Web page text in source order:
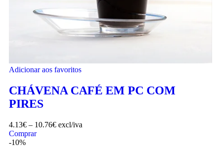
Adicionar aos favoritos
CHÁVENA CAFÉ EM PC COM
PIRES
4.13€ – 10.76€ excl/iva
Comprar
-10%